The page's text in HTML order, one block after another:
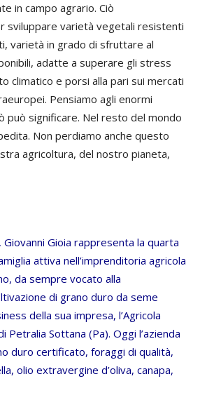
in campo agrario. Ciò
sviluppare varietà vegetali resistenti
varietà in grado di sfruttare al
adatte a superare gli stress
climatico e porsi alla pari sui mercati
Pensiamo agli enormi
può significare. Nel resto del mondo
Non perdiamo anche questo
agricoltura, del nostro pianeta,
Giovanni Gioia rappresenta la quarta
attiva nell’imprenditoria agricola
da sempre vocato alla
di grano duro da seme
della sua impresa, l’Agricola
Sottana (Pa). Oggi l’azienda
duro certificato, foraggi di qualità,
olio extravergine d’oliva, canapa,